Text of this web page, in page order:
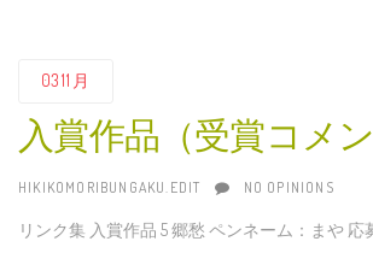
0311月
入賞作品（受賞コメン
AUTHOR
HIKIKOMORIBUNGAKU.EDIT NO OPINIONS
リンク集 入賞作品 5 郷愁 ペンネーム：まや 応